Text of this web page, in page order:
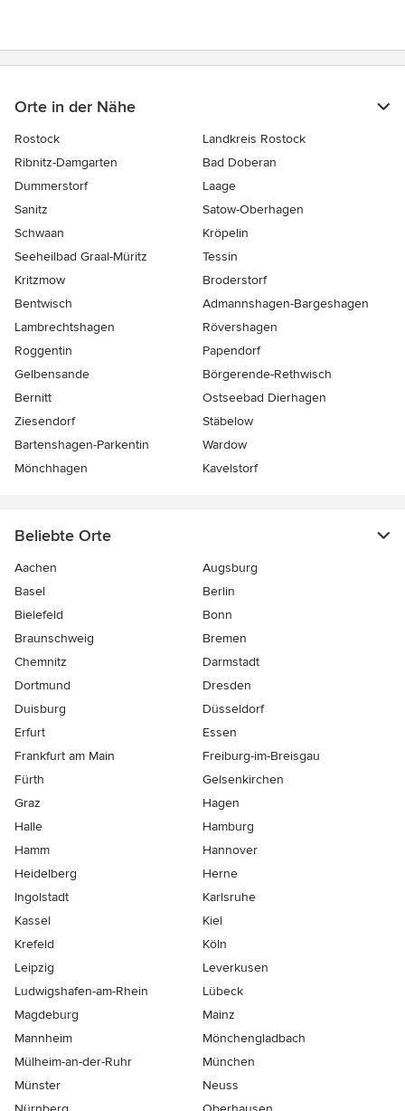
Orte in der Nähe
Rostock
Landkreis Rostock
Ribnitz-Damgarten
Bad Doberan
Dummerstorf
Laage
Sanitz
Satow-Oberhagen
Schwaan
Kröpelin
Seeheilbad Graal-Müritz
Tessin
Kritzmow
Broderstorf
Bentwisch
Admannshagen-Bargeshagen
Lambrechtshagen
Rövershagen
Roggentin
Papendorf
Gelbensande
Börgerende-Rethwisch
Bernitt
Ostseebad Dierhagen
Ziesendorf
Stäbelow
Bartenshagen-Parkentin
Wardow
Mönchhagen
Kavelstorf
Beliebte Orte
Aachen
Augsburg
Basel
Berlin
Bielefeld
Bonn
Braunschweig
Bremen
Chemnitz
Darmstadt
Dortmund
Dresden
Duisburg
Düsseldorf
Erfurt
Essen
Frankfurt am Main
Freiburg-im-Breisgau
Fürth
Gelsenkirchen
Graz
Hagen
Halle
Hamburg
Hamm
Hannover
Heidelberg
Herne
Ingolstadt
Karlsruhe
Kassel
Kiel
Krefeld
Köln
Leipzig
Leverkusen
Ludwigshafen-am-Rhein
Lübeck
Magdeburg
Mainz
Mannheim
Mönchen­gladbach
Mülheim-an-der-Ruhr
München
Münster
Neuss